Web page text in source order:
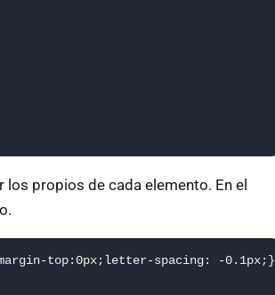
propios de cada elemento. En el
top:0px;letter-spacing: -0.1px;}